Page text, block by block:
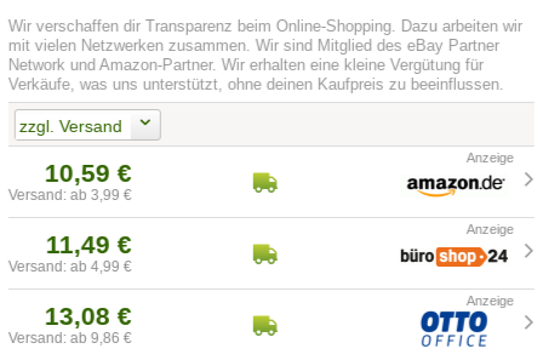
Wir verschaffen dir Transparenz beim Online-Shopping. Dazu arbeiten wir
mit vielen Netzwerken zusammen. Wir sind Mitglied des eBay Partner
Network und Amazon-Partner. Wir erhalten eine kleine Vergütung für
Verkäufe, was uns unterstützt, ohne deinen Kaufpreis zu beeinflussen.
zzgl. Versand
10,59 €
Versand: ab 3,99 €
11,49 €
Versand: ab 4,99 €
13,08 €
Versand: ab 9,86 €